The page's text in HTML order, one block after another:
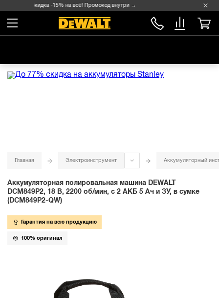
Скидка -15% на всё! Промокод внутри →
Главная Электроинструмент Аккумуляторный
Аккумуляторная полировальная машина DEWALT
DCM849P2, 18 В, 2200 об/мин, с 2 АКБ 5 Ач и ЗУ, в сумке
(DCM849P2-QW)
Гарантия на всю продукцию
100% оригинал